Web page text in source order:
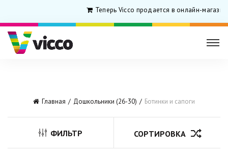
Теперь Vicco продается в онлайн-
Главная Дошкольники (26-30) Ботинки и сапоги
ФИЛЬТР СОРТИРОВКА